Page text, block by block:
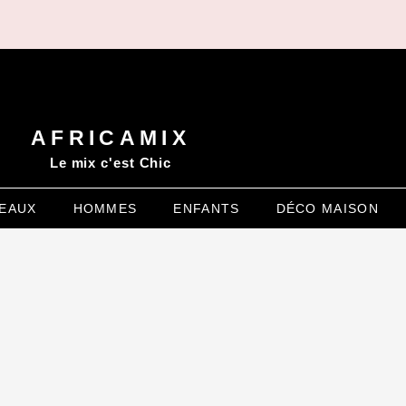
AFRICAMIX
Le mix c'est Chic
HOMMES ENFANTS DÉCO MAISON